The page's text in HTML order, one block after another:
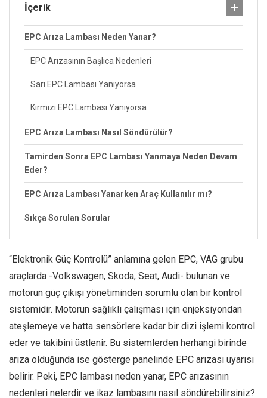
İçerik
EPC Arıza Lambası Neden Yanar?
EPC Arızasının Başlıca Nedenleri
Sarı EPC Lambası Yanıyorsa
Kırmızı EPC Lambası Yanıyorsa
EPC Arıza Lambası Nasıl Söndürülür?
Tamirden Sonra EPC Lambası Yanmaya Neden Devam
Eder?
EPC Arıza Lambası Yanarken Araç Kullanılır mı?
Sıkça Sorulan Sorular
“Elektronik Güç Kontrolü” anlamına gelen EPC, VAG grubu
araçlarda -Volkswagen, Skoda, Seat, Audi- bulunan ve
motorun güç çıkışı yönetiminden sorumlu olan bir kontrol
sistemidir. Motorun sağlıklı çalışması için enjeksiyondan
ateşlemeye ve hatta sensörlere kadar bir dizi işlemi kontrol
eder ve takibini üstlenir. Bu sistemlerden herhangi birinde
arıza olduğunda ise gösterge panelinde EPC arızası uyarısı
belirir. Peki, EPC lambası neden yanar, EPC arızasının
nedenleri nelerdir ve ikaz lambasını nasıl söndürebilirsiniz?